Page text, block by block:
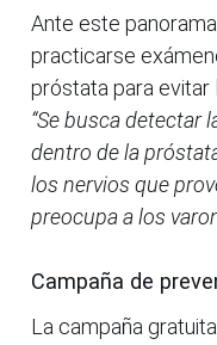
Ante este
practicarse
próstata para evitar
“Se busca detectar
dentro de la
los nervios que
preocupa a los
Campaña de
La campaña